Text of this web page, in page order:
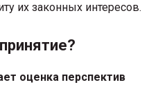
их законных интересов.
оценка перспектив